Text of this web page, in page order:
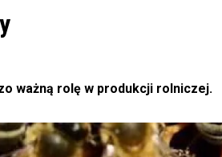
ważną rolę w produkcji rolniczej.